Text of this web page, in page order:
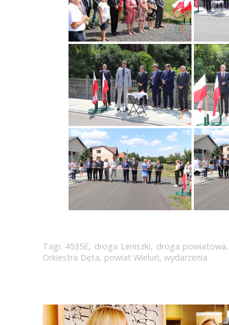
Tagi: 4535E, droga Leniszki, droga powiatowa,
Orkiestra Dęta, powiat Wieluń, wydarzenia